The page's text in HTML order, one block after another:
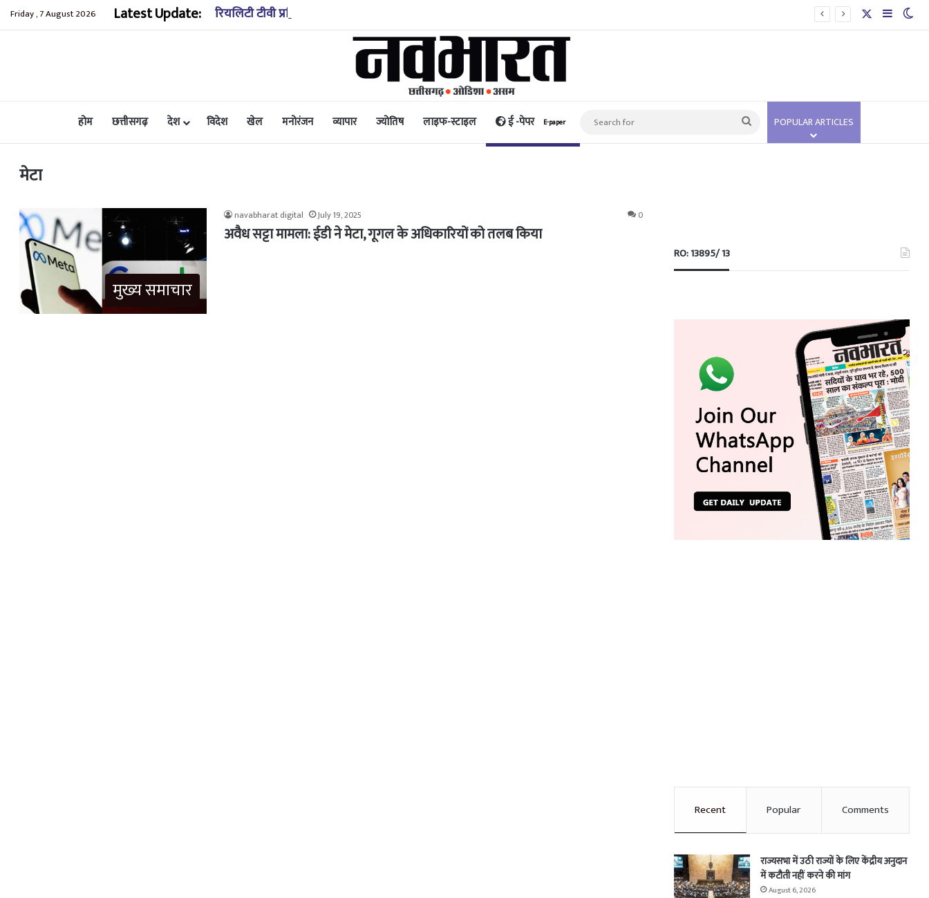
Friday , 7 August 2026 Latest Update: रियलिटी टीवी प्रसिद्धि और पैसा प्रदान करता है: अभिनेता ऋत्विक धनजानी Sidebar
होम छत्तीसगढ़ देश विदेश खेल मनोरंजन व्यापार ज्योतिष लाइफ-स्टाइल ई -पेपर E-paper
Search
for
POPULAR ARTICLES
मेटा
मुख्य समाचार
navabharat digital July 19, 2025 0
अवैध सट्टा मामला: ईडी ने मेटा, गूगल के अधिकारियों को तलब किया
RO: 13895/ 13
Recent Popular Comments
राज्यसभा में उठी राज्यों के लिए केंद्रीय अनुदान
में कटौती नहीं करने की मांग
August 6, 2026